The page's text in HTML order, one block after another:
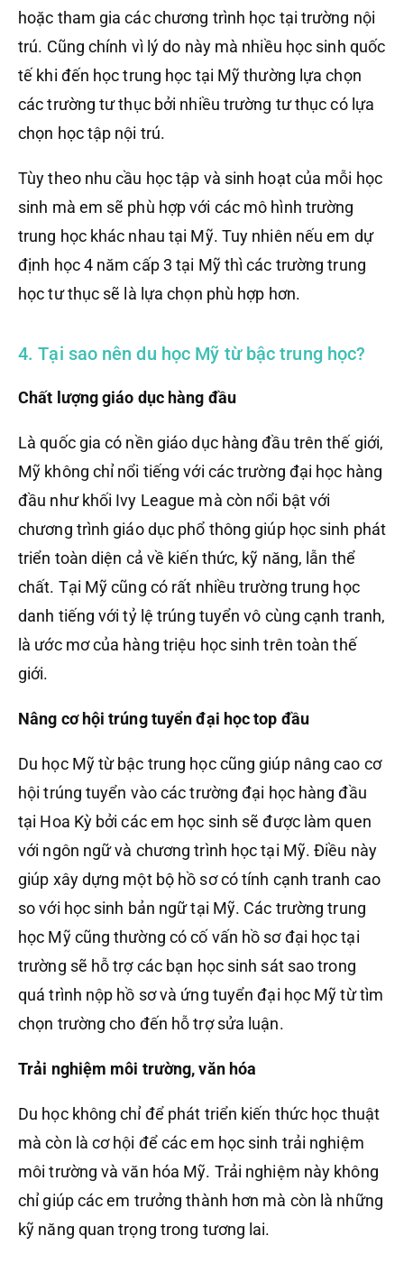
hoặc tham gia các chương trình học tại trường nội
trú. Cũng chính vì lý do này mà nhiều học sinh quốc
tế khi đến học trung học tại Mỹ thường lựa chọn
các trường tư thục bởi nhiều trường tư thục có lựa
chọn học tập nội trú.
Tùy theo nhu cầu học tập và sinh hoạt của mỗi học
sinh mà em sẽ phù hợp với các mô hình trường
trung học khác nhau tại Mỹ. Tuy nhiên nếu em dự
định học 4 năm cấp 3 tại Mỹ thì các trường trung
học tư thục sẽ là lựa chọn phù hợp hơn.
4. Tại sao nên du học Mỹ từ bậc trung học?
Chất lượng giáo dục hàng đầu
Là quốc gia có nền giáo dục hàng đầu trên thế giới,
Mỹ không chỉ nổi tiếng với các trường đại học hàng
đầu như khối Ivy League mà còn nổi bật với
chương trình giáo dục phổ thông giúp học sinh phát
triển toàn diện cả về kiến thức, kỹ năng, lẫn thể
chất. Tại Mỹ cũng có rất nhiều trường trung học
danh tiếng với tỷ lệ trúng tuyển vô cùng cạnh tranh,
là ước mơ của hàng triệu học sinh trên toàn thế
giới.
Nâng cơ hội trúng tuyển đại học top đầu
Du học Mỹ từ bậc trung học cũng giúp nâng cao cơ
hội trúng tuyển vào các trường đại học hàng đầu
tại Hoa Kỳ bởi các em học sinh sẽ được làm quen
với ngôn ngữ và chương trình học tại Mỹ. Điều này
giúp xây dựng một bộ hồ sơ có tính cạnh tranh cao
so với học sinh bản ngữ tại Mỹ. Các trường trung
học Mỹ cũng thường có cố vấn hồ sơ đại học tại
trường sẽ hỗ trợ các bạn học sinh sát sao trong
quá trình nộp hồ sơ và ứng tuyển đại học Mỹ từ tìm
chọn trường cho đến hỗ trợ sửa luận.
Trải nghiệm môi trường, văn hóa
Du học không chỉ để phát triển kiến thức học thuật
mà còn là cơ hội để các em học sinh trải nghiệm
môi trường và văn hóa Mỹ. Trải nghiệm này không
chỉ giúp các em trưởng thành hơn mà còn là những
kỹ năng quan trọng trong tương lai.